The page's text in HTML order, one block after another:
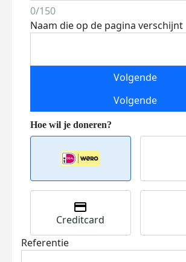
0/150
Naam die op de pagina verschijnt
Volgende
Volgende
Creditcard
Referentie